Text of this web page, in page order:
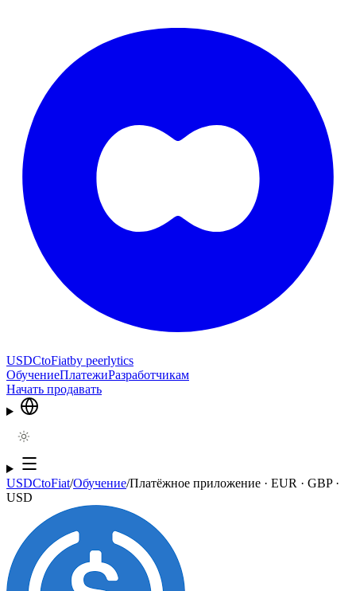
USDCtoFiatby peerlytics
ОбучениеПлатежиРазработчикам
Начать продавать
USDCtoFiat/Обучение/Платёжное приложение · EUR · GBP ·
USD